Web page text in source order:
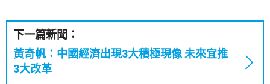
下一篇新聞：
黃奇帆：中國經濟出現3大積極現像 未來宜推
3大改革